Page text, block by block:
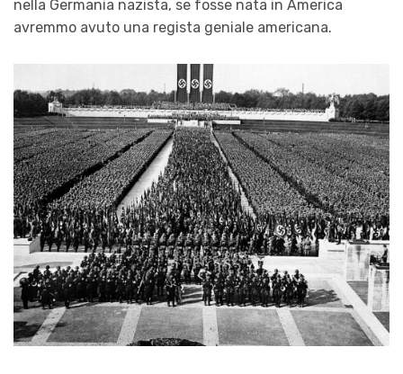
nella Germania nazista, se fosse nata in America
avremmo avuto una regista geniale americana.